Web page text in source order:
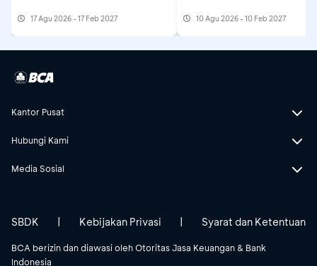
17 Agu 2026 - 17 Feb 2027 10 Agu 2026 - 10 Feb 2027
Kantor Pusat
Hubungi Kami
Media Sosial
BCA berizin dan diawasi oleh Otoritas Jasa Keuangan & Bank
Indonesia
SBDK Kebijakan Privasi Syarat dan Ketentuan